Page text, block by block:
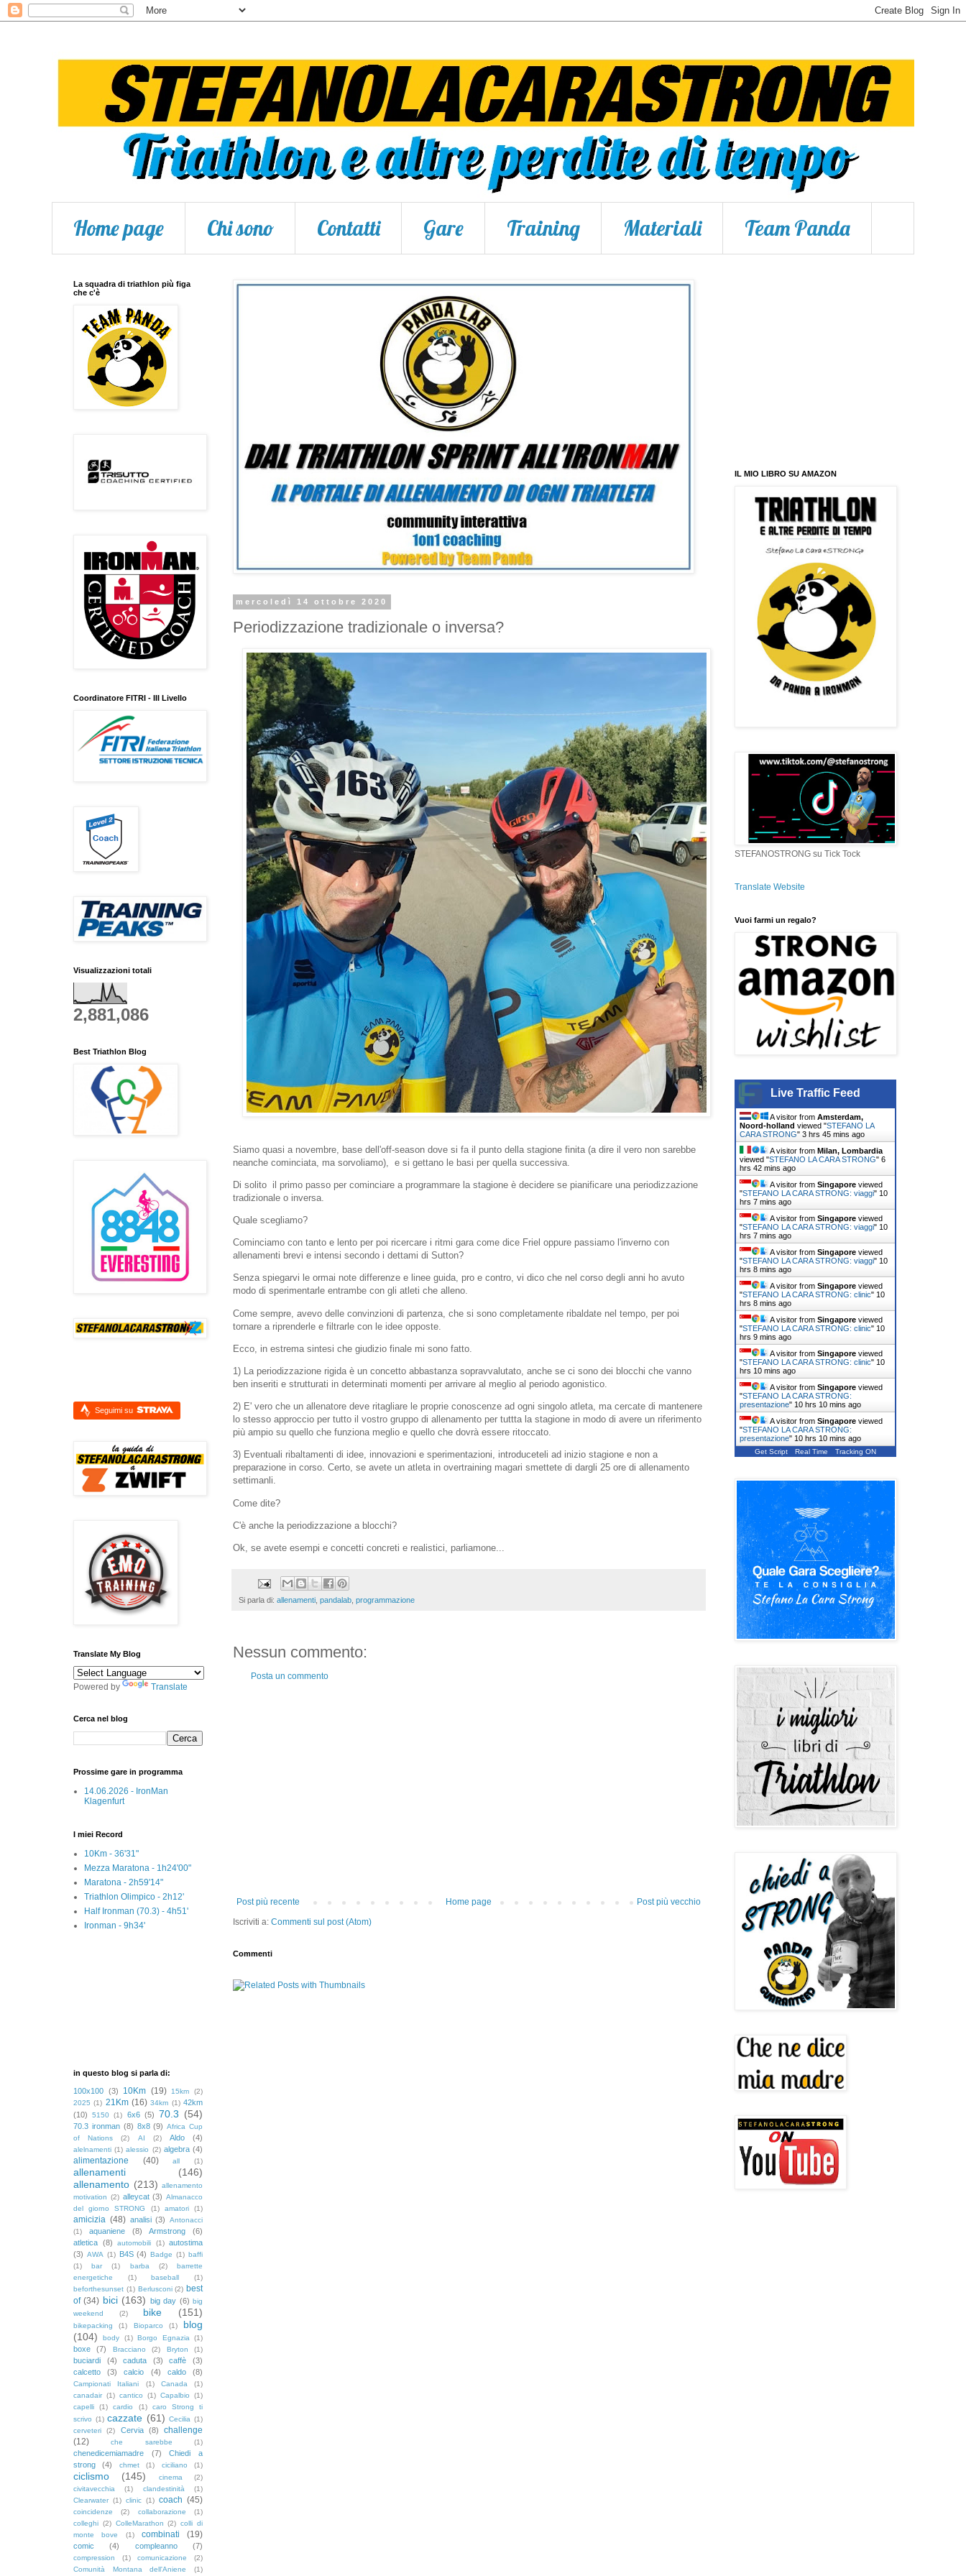
Home page Chi sono Contatti Gare Training Materiali Team Panda
mercoledì 14 ottobre 2020
Periodizzazione tradizionale o inversa?
Siamo quasi a novembre, base dell'off-season dove si fa il punto della stagione finita (a dire il vero non sarebbe
neanche cominciata, ma sorvoliamo), e si gettano le basi per quella successiva.
Di solito il primo passo per cominciare a programmare la stagione è decidere se pianificare una periodizzazione
tradizionale o inversa.
Quale scegliamo?
Cominciamo con tanto e lento per poi ricercare i ritmi gara come dice Friel oppure passiamo l'inverno con
allenamenti brevi e intensi secondo i dettami di Sutton?
Senza spiegarvi le ormai note differenze e linee guida, pro e contro, vi dico che nel corso degli anni ho avuto
modo di sperimentarle entrambe con gli atleti che alleno.
Come sempre, avevo delle convinzioni di partenza, che si sono completamente ribaldate nel tempo, per poi
tornare a riprenderle e filtrarle con le idee opposte.
Ecco, in estrema sintesi che giudizio finale mi sono fatto.
1) La periodizzazione rigida è un concetto abbastanza sopravvalutato, anche se ci sono dei blocchi che vanno
ben inseriti e strutturati in determinati momenti per arrivare al meglio al periodo agonistico.
2) E' vero che un allenatore deve ritagliare le proprie conoscenze ad ogni singolo atleta, ma cercate di mantenere
lo stesso approccio per tutto il vostro gruppo di allenamento per tuttta la stagione in modo di avere un riferimento
più ampio su quello che funziona meglio e quello che dovrà essere ritoccato.
3) Eventuali ribaltamenti di idee, innovazioni e sperimentazioni, introduceteli ad inizio stagione e non a
preparazione in corso. Certo, se avete un atleta in overtraining magari smettete di dargli 25 ore di allenamento
settimanli.
Come dite?
C'è anche la periodizzazione a blocchi?
Ok, se avete esempi e concetti concreti e realistici, parliamone...
Si parla di: allenamenti pandalab programmazione
Nessun commento:
Posta un commento
Post più recente Post più vecchio
Home page
Iscriviti a: Commenti sul post (Atom)
Commenti
La squadra di triathlon più figa
che c'è
Coordinatore FITRI - III Livello
Visualizzazioni totali
2,881,086
Best Triathlon Blog
Seguimi su
Translate My Blog
Powered by Translate
Cerca nel blog
Prossime gare in programma
14.06.2026 - IronMan
Klagenfurt
I miei Record
10Km - 36'31"
Mezza Maratona - 1h24'00"
Maratona - 2h59'14"
Triathlon Olimpico - 2h12'
Half Ironman (70.3) - 4h51'
Ironman - 9h34'
in questo blog si parla di:
100x100 (3) 10Km (19) 15km
(2)
2025 (1) 21Km (16) 34km (1) 42km
(10)
5150 (1) 6x6 (5) 70.3 (54)
70.3 ironman (8) 8x8 (9) Africa Cup
of Nations
(2) AI (2) Aldo (4)
alelnamenti (1) alessio (2) algebra (4)
alimentazione (40) all (1)
allenamenti
(146)
allenamento (213) allenamento
motivation (2) alleycat (3) Almanacco
del giorno STRONG
(1) amatori (1)
amicizia (48) analisi (3)
Antonacci
(1)
aquaniene (8) Armstrong
(6)
atletica (8) automobili (1) autostima
(3) AWA (1) B4S (4) Badge (1) baffi
(1)
bar (1) barba (2)
barrette
energetiche
(1) baseball
(1)
beforthesunset (1) Berlusconi (2) best
of (34) bici (163) big day (6) big
weekend
(2) bike (151)
bikepacking (1) Bioparco (1)
blog
(104)
body (1) Borgo Egnazia (1)
boxe (7) Bracciano (2) Bryton (1)
buciardi (4) caduta (3) caffè
(3)
calcetto
(3) calcio (4) caldo (8)
Campionati Italiani (1) Canada
(1)
canadair (1) cantico (1) Capalbio
(1)
capelli
(1) cardio (1)
caro Strong ti
scrivo (1) cazzate (61) Cecilia (1)
cerveteri
(2) Cervia (8)
challenge
(12)
che sarebbe (1)
chenedicemiamadre (7)
Chiedi a
strong
(4) chmet (1) ciciliano (1)
ciclismo (145) cinema
(2)
civitavecchia
(1) clandestinità
(1)
Clearwater (1) clinic (1) coach (45)
coincidenze (2) collaborazione
(1)
colleghi (2) ColleMarathon (2) colli di
monte bove
(1) combinati (19)
comic (4) compleanno (7)
compression (1) comunicazione
(2)
Comunità Montana dell'Aniene
(1)
IL MIO LIBRO SU AMAZON
STEFANOSTRONG su Tick Tock
Translate Website
Vuoi farmi un regalo?
Live Traffic Feed
A visitor from Amsterdam,
Noord-holland viewed "STEFANO LA
CARA STRONG" 3 hrs 45 mins ago
A visitor from Milan, Lombardia
viewed "STEFANO LA CARA STRONG" 6
hrs 42 mins ago
A visitor from Singapore viewed
"STEFANO LA CARA STRONG: viaggi" 10
hrs 7 mins ago
A visitor from Singapore viewed
"STEFANO LA CARA STRONG: viaggi" 10
hrs 7 mins ago
A visitor from Singapore viewed
"STEFANO LA CARA STRONG: viaggi" 10
hrs 8 mins ago
A visitor from Singapore viewed
"STEFANO LA CARA STRONG: clinic" 10
hrs 8 mins ago
A visitor from Singapore viewed
"STEFANO LA CARA STRONG: clinic" 10
hrs 9 mins ago
A visitor from Singapore viewed
"STEFANO LA CARA STRONG: clinic" 10
hrs 10 mins ago
A visitor from Singapore viewed
"STEFANO LA CARA STRONG:
presentazione" 10 hrs 10 mins ago
A visitor from Singapore viewed
"STEFANO LA CARA STRONG:
presentazione" 10 hrs 10 mins ago
Get Script Real Time Tracking ON